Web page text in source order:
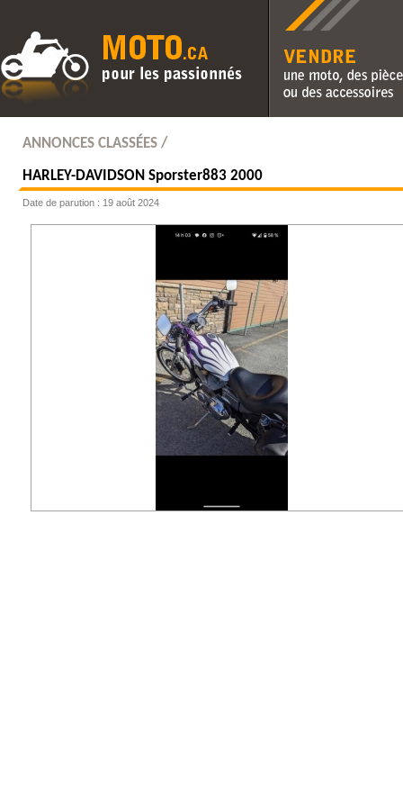
Vendre une moto, des
des accessoires
ANNONCES CLASSÉES /
HARLEY-DAVIDSON Sporster883 2000
Date de parution : 19 août 2024